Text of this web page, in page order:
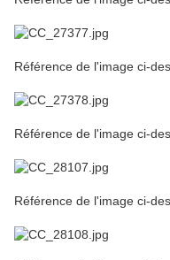
Référence de l'image ci-
Référence de l'image ci-
Référence de l'image ci-